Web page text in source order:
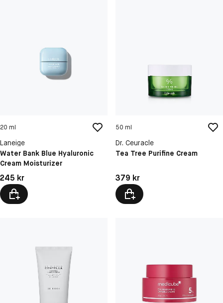
20 ml
Laneige
Water Bank Blue Hyaluronic
Cream Moisturizer
Pris: 245 kr
245 kr
50 ml
Dr. Ceuracle
Tea Tree Purifine Cream
Pris: 379 kr
379 kr